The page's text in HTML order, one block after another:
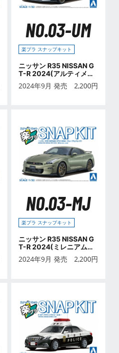
NO.03-UM
楽プラ スナップキット
ニッサン R35 NISSAN G
T-R 2024(アルティメイ
トメタルシルバー)
2024年9月 発売 2,200円
NO.03-MJ
楽プラ スナップキット
ニッサン R35 NISSAN G
T-R 2024(ミレニアムジ
ェイド)
2024年9月 発売 2,200円